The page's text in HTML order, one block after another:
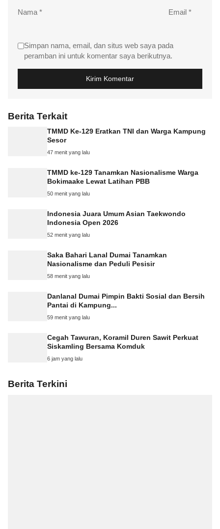
Nama * Email *
Simpan nama, email, dan situs web saya pada
peramban ini untuk komentar saya berikutnya.
Berita Terkait
TMMD Ke-129 Eratkan TNI dan Warga Kampung
Sesor
47 menit yang lalu
TMMD ke-129 Tanamkan Nasionalisme Warga
Bokimaake Lewat Latihan PBB
50 menit yang lalu
Indonesia Juara Umum Asian Taekwondo
Indonesia Open 2026
52 menit yang lalu
Saka Bahari Lanal Dumai Tanamkan
Nasionalisme dan Peduli Pesisir
58 menit yang lalu
Danlanal Dumai Pimpin Bakti Sosial dan Bersih
Pantai di Kampung...
59 menit yang lalu
Cegah Tawuran, Koramil Duren Sawit Perkuat
Siskamling Bersama Komduk
6 jam yang lalu
Berita Terkini